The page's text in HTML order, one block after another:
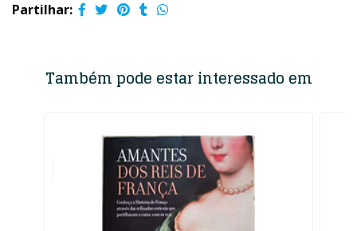
Partilhar:
Também pode estar interessado em